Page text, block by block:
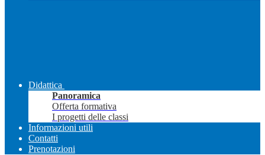
Didattica
Panoramica
Offerta formativa
I progetti delle classi
Informazioni utili
Contatti
Prenotazioni